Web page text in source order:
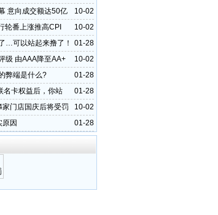
10-02
意向成交额达50亿
10-02
轮番上涨推高CPI
01-28
…可以站起来撸了！
10-02
级 由AAA降至AA+
01-28
弊端是什么?
01-28
名卡权益后，你站
10-02
门店国庆后将受罚
01-28
因